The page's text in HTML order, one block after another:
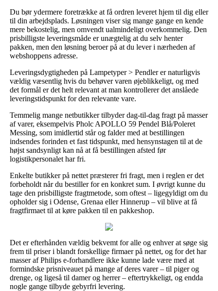
Du bør ydermere foretrække at få ordren leveret hjem til dig eller
til din arbejdsplads. Løsningen viser sig mange gange en kende
mere bekostelig, men omvendt ualmindeligt overkommelig. Den
prisbilligste leveringsmåde er unægtelig at du selv henter
pakken, men den løsning beroer på at du lever i nærheden af
webshoppens adresse.
Leveringsdygtigheden på Lampetyper > Pendler er naturligvis
vældig væsentlig hvis du behøver varen øjeblikkeligt, og med
det formål er det helt relevant at man kontrollerer det anslåede
leveringstidspunkt for den relevante vare.
Temmelig mange netbutikker tilbyder dag-til-dag fragt på masser
af varer, eksempelvis Pholc APOLLO 59 Pendel Blå/Poleret
Messing, som imidlertid står og falder med at bestillingen
indsendes forinden et fast tidspunkt, med hensynstagen til at de
højst sandsynligt kan nå at få bestillingen afsted før
logistikpersonalet har fri.
Enkelte butikker på nettet præsterer fri fragt, men i reglen er det
forbeholdt når du bestiller for en konkret sum. I øvrigt kunne du
tage den prisbilligste fragtmetode, som oftest – ligegyldigt om du
opholder sig i Odense, Grenaa eller Hinnerup – vil blive at få
fragtfirmaet til at køre pakken til en pakkeshop.
Det er efterhånden vældig bekvemt for alle og enhver at søge sig
frem til priser i blandt forskellige firmaer på nettet, og for det har
masser af Philips e-forhandlere ikke kunne lade være med at
formindske prisniveauet på mange af deres varer – til piger og
drenge, og ligeså til damer og herrer – eftertrykkeligt, og endda
nogle gange tilbyde gebyrfri levering.